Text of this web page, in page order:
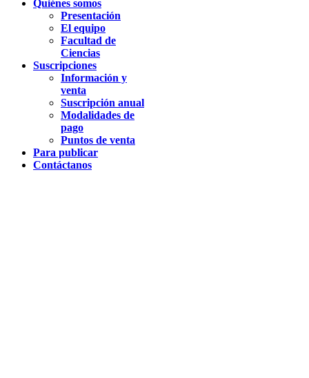
Quiénes somos
Presentación
El equipo
Facultad de
Ciencias
Suscripciones
Información y
venta
Suscripción anual
Modalidades de
pago
Puntos de venta
Para publicar
Contáctanos